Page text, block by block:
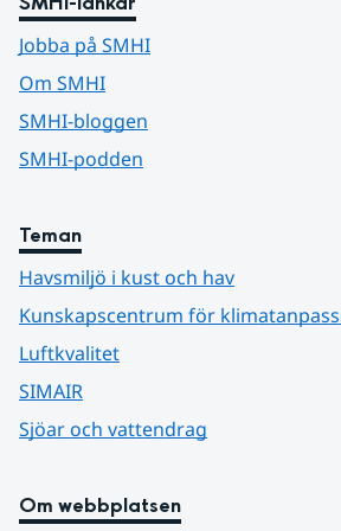
Jobba på SMHI
Om SMHI
SMHI-bloggen
SMHI-podden
Teman
Havsmiljö i kust och hav
Kunskapscentrum för
Luftkvalitet
SIMAIR
Sjöar och vattendrag
Om webbplatsen